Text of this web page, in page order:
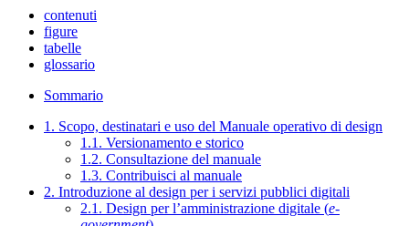
contenuti
figure
tabelle
glossario
Sommario
1. Scopo, destinatari e uso del Manuale operativo di design
1.1. Versionamento e storico
1.2. Consultazione del manuale
1.3. Contribuisci al manuale
2. Introduzione al design per i servizi pubblici digitali
2.1. Design per l’amministrazione digitale (e-